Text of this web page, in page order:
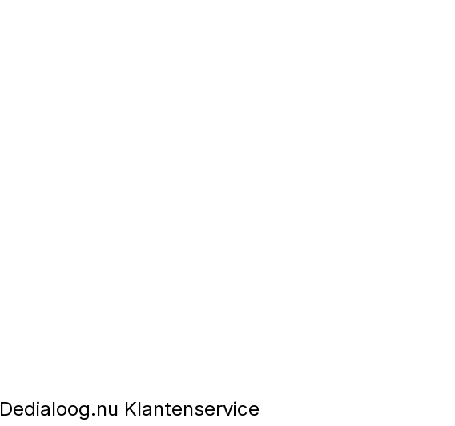
Dedialoog.nu Klantenservice